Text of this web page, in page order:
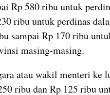
Rp 580 ribu untuk
ribu untuk perdinas
sampai Rp 170 ribu
masing-masing.
atau wakil menteri ke
ribu dan Rp 125 ribu